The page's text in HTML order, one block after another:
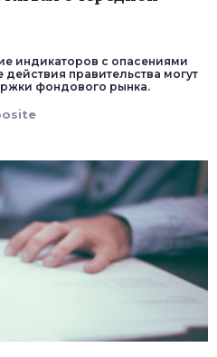
индикаторов с опасениями
правительства могут
фондового рынка.